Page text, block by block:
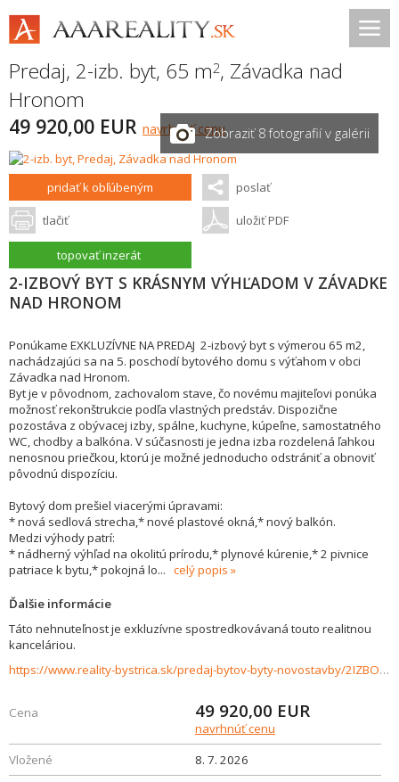
Predaj, 2-izb. byt, 65 m2, Závadka nad
Hronom
49 920,00 EUR navrhnúť cenuZobraziť 8 fotografií v galérii
pridať k obľúbeným poslať
tlačiť uložiť PDF
topovať inzerát
2-IZBOVÝ BYT S KRÁSNYM VÝHĽADOM V ZÁVADKE
NAD HRONOM
Ponúkame EXKLUZÍVNE NA PREDAJ 2-izbový byt s výmerou 65 m2,
nachádzajúci sa na 5. poschodí bytového domu s výťahom v obci
Závadka nad Hronom.
Byt je v pôvodnom, zachovalom stave, čo novému majiteľovi ponúka
možnosť rekonštrukcie podľa vlastných predstáv. Dispozične
pozostáva z obývacej izby, spálne, kuchyne, kúpeľne, samostatného
WC, chodby a balkóna. V súčasnosti je jedna izba rozdelená ľahkou
nenosnou priečkou, ktorú je možné jednoducho odstrániť a obnoviť
pôvodnú dispozíciu.
Bytový dom prešiel viacerými úpravami:
* nová sedlová strecha,* nové plastové okná,* nový balkón.
Medzi výhody patrí:
* nádherný výhľad na okolitú prírodu,* plynové kúrenie,* 2 pivnice
patriace k bytu,* pokojná lo... celý popis
Ďalšie informácie
Táto nehnuteľnost je exkluzívne spostredkovávaná touto realitnou
kanceláriou.
https://www.reality-bystrica.sk/predaj-bytov-byty-novostavby/2IZBOVY-BYT-S-KRASNYM-VYHLADOM-V-ZAVADKE-NAD-HRONOM-37779/?utm_source=areality&utm_medium=xml&utm_term=37779&utm_content=byt&utm_campaign=portaly
Cena 49 920,00 EUR
navrhnúť cenu
Vložené
8. 7. 2026